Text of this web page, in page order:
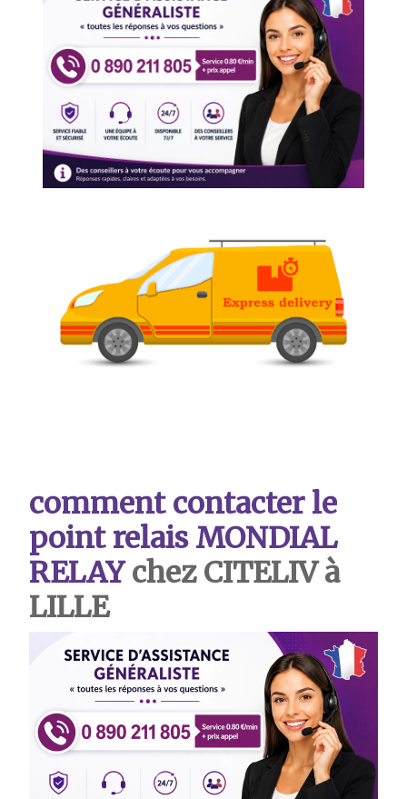
comment contacter le
point relais MONDIAL
RELAYchez CITELIV à
LILLE